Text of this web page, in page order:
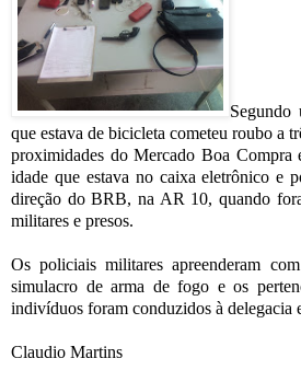
Segundo
que estava de bicicleta cometeu roubo a
proximidades do Mercado Boa Compra
idade que estava no caixa eletrônico e
direção do BRB, na AR 10, quando
militares e presos.
Os policiais militares apreenderam
simulacro de arma de fogo e os
indivíduos foram conduzidos à delegacia
Claudio Martins